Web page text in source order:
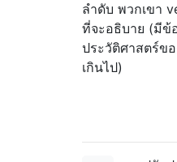
ลำดับ พวกเขา
ที่จะอธิบาย (มีข้
ประวัติศาสตร์ข
เกินไป)